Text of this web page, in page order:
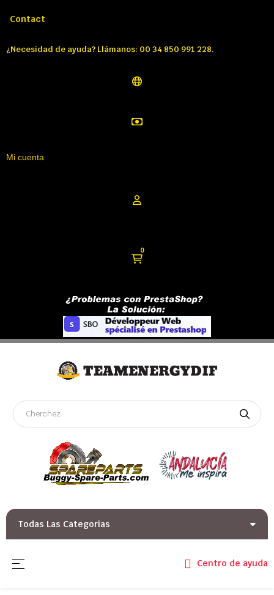
Contact
¿Necesidad de ayuda? Llámanos: 00 34 850 991 228.
Mi cuenta
0
Todas Las Categorias
Navegación de palanca
☰ Centro de ayuda